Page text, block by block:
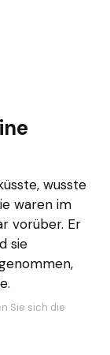
wusste
waren im
vorüber. Er
sie
Sie sich die